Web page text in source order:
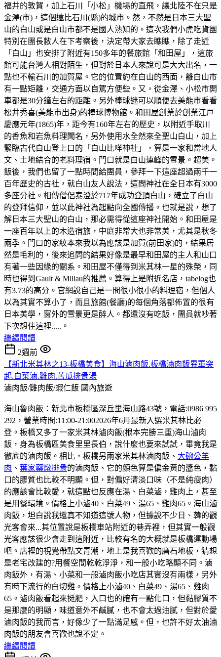
福井的敦賀，加上石川「小松」機場的直飛，讓北陸不在只是
金澤(市)，這個遠比石川(縣)的城市。然，不然是日本三大聖
山的白山或是白山市都不是國人熟知的。這次我們小虎吃貨團
特別在團長敝人在下考察後，決定帶大家去瞧瞧，除了走近
「白山」也安排了附近有150多年的餐旅館「和田屋」，這旅
館可能台灣人相對陌生，但對於日本人來說可是大大出名，一
點也不輸石川的加賀屋。它的位置約在白山的西面，離白山市
有一點矩離，交通方面以自駕方便些。又，從金澤、小松市開
車都是30分鐘左右的距離。另外棒球迷可以順便去美能市看看
松井秀喜(美能市出身)的棒球博物館。和田屋創業於創業江戸
慶應元年(1865)年，距今有160年左右的歷史，以附近手取川
的香魚和岩魚料理聞名，另外使用水全然來全聖山白山，加上
緊臨古代白山登上口的「白山比咩神社」，算是一家和當地人
文、土地結合的老料理宿。門口就是白山連峰的雪景。超美。
飯後，我們也留了一點時間給團員，參拜一下這座超過兩千一
百年歷史的古社，就白山友人說法，這間神社在全日本有3000
多座分社。相傳僧侶泰澄於717年成功登頂白山，確立了白山
的登拜信仰，並以此神社為起點向全國傳播。也就是說，想了
解日本三大聖山的白山，那必需得從這座神社開始。和田屋是
一座百年以上的木造宿旅，中庭非常大也非常美，尤其是秋冬
兩季。門口的家紋本來我以為應該是加賀(前田家)的，結果居
然是毛利的，後來追問的結果好像是最早和田屋的主人和山口
有著一些因緣的關系。和田屋不僅得到米其林一星的殊榮，同
時也得到Gault & Millau的推薦。算得上是附近名店，tabelog也
有3.73的高分。官網說自己是一間很小很小的料理宿，但個人
以為其實不算小了，而且旅館(餐廳)的每個角落都佈置的很有
日本美學，窗外的雪景更是醉人。都還沒有吃飯，團員就吵著
下次想住這裡.....。
繼續閱讀
2週前
【新北米其林之13-板橋美食】海山滷肉飯.板橋滷肉飯異軍突
起.白菜滷.雞肉.苦瓜排骨湯
滷肉飯/雞肉飯/蝦仁飯 國內旅遊
海山魯肉飯：新北市板橋區深丘里海山路43號，電話:0986 995
292，營業時間:11:00-21:002026年6月最新入選米其林比必
登。板橋又多了一家米其林滷肉飯(根本完勝三重)海山滷肉
飯，身為板橋區美食里里長伯，說什麼也要來試試，畢竟我是
徹底的滷肉飯。相比，板橋另兩家米其林滷肉飯、 大碗公羊
肉 、 葉家藥燉排骨的滷肉飯、它的顏色算是偏金黃的醬色，黏
口的膠質也比較不明顯。但，對偏好清淡口味（不是純瘦肉）
的應該會比較愛，就這點也反應在湯、白菜滷，雞肉上，甚至
是用餐環境。價格上小滷40、白菜49、湯65、雞肉65。海山滷
肉飯，坦白說我還真不知道這號人物，但據說不少日、韓的觀
光客會來...其位置說是板橋車站附近的巷弄裡，但其實一般觀
光客應該很少會走到這附近，比較有名的大概就是板橋運動場
吧。店裡的視覺帶點文青潮，地上是我喜歡的磨石地板，猜想
是老宅改建的?用餐空間乾乾淨淨，和一般小吃略顯不同。滷
肉飯外，有湯、小菜和一般滷肉飯小吃店其實沒有兩樣，另外
有時下流行的白切雞。價格上小滷40、白菜49、湯65、雞肉
65。滷肉飯看起來挺肥，入口也的確有一點化口，但黏膠質不
是那麼的明顯，味道意外不鹹膩，也不會太過油膩，但對於愛
滷肉飯的我而言，好像少了一點滿足感。但，也許不好太油滷
肉飯的朋友會喜歡也說不定。
繼續閱讀